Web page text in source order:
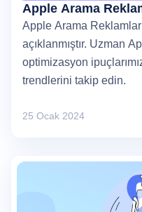
Apple Arama
Apple Arama
açıklanmıştır. Uzman
optimizasyon
trendlerini takip edin.
25 Ocak 2024